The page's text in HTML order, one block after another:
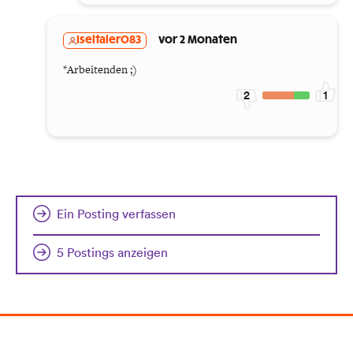
Iseltaler083 vor 2 Monaten
*Arbeitenden ;)
2 1
Ein Posting verfassen
5 Postings anzeigen